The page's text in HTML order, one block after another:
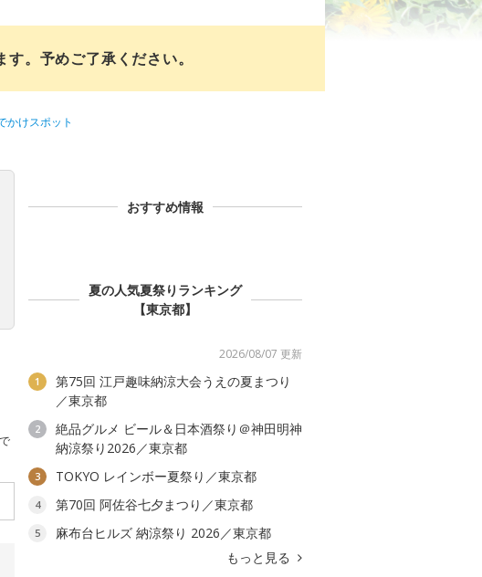
。予めご了承ください。
かけスポット
おすすめ情報
夏の人気夏祭りランキング
【東京都】
2026/08/07 更新
1
第75回 江戸趣味納涼大会うえの夏まつり
／東京都
2
絶品グルメ ビール＆日本酒祭り＠神田明神
納涼祭り2026／東京都
3 TOKYO レインボー夏祭り／東京都
4 第70回 阿佐谷七夕まつり／東京都
5
麻布台ヒルズ 納涼祭り 2026／東京都
もっと見る